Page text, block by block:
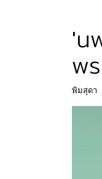
'น
พ
พิมสุดา